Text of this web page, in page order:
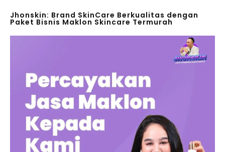
Jhonskin: Brand SkinCare Berkualitas dengan
Paket Bisnis Maklon Skincare Termurah